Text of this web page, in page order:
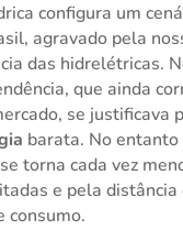
configura um
agravado pela
das hidrelétricas.
que ainda
se justificava
barata. No entanto
torna cada vez
e pela distância
consumo.